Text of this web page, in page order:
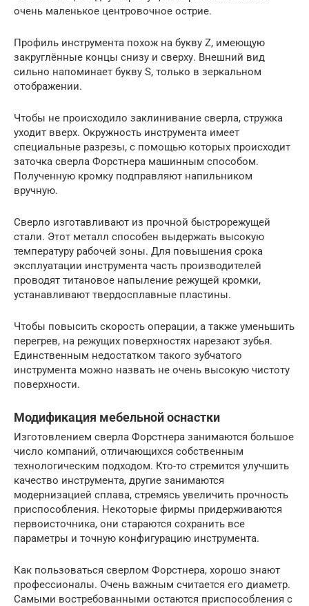
очень маленькое центровочное острие.
Профиль инструмента похож на букву Z, имеющую
закруглённые концы снизу и сверху. Внешний вид
сильно напоминает букву S, только в зеркальном
отображении.
Чтобы не происходило заклинивание сверла, стружка
уходит вверх. Окружность инструмента имеет
специальные разрезы, с помощью которых происходит
заточка сверла Форстнера машинным способом.
Полученную кромку подправляют напильником
вручную.
Сверло изготавливают из прочной быстрорежущей
стали. Этот металл способен выдержать высокую
температуру рабочей зоны. Для повышения срока
эксплуатации инструмента часть производителей
проводят титановое напыление режущей кромки,
устанавливают твердосплавные пластины.
Чтобы повысить скорость операции, а также уменьшить
перегрев, на режущих поверхностях нарезают зубья.
Единственным недостатком такого зубчатого
инструмента можно назвать не очень высокую чистоту
поверхности.
Модификация мебельной оснастки
Изготовлением сверла Форстнера занимаются большое
число компаний, отличающихся собственным
технологическим подходом. Кто-то стремится улучшить
качество инструмента, другие занимаются
модернизацией сплава, стремясь увеличить прочность
приспособления. Некоторые фирмы придерживаются
первоисточника, они стараются сохранить все
параметры и точную конфигурацию инструмента.
Как пользоваться сверлом Форстнера, хорошо знают
профессионалы. Очень важным считается его диаметр.
Самыми востребованными остаются приспособления с